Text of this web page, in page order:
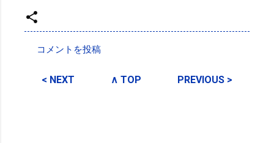
メ
コメントを投稿
< NEXT ∧ TOP PREVIOUS >